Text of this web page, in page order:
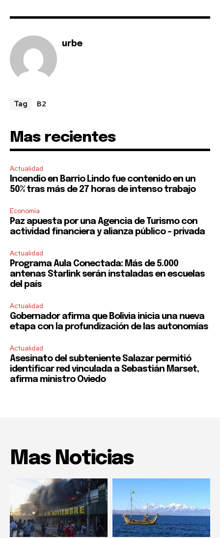
urbe
Tag B2
Mas recientes
Actualidad
Incendio en Barrio Lindo fue contenido en un
50% tras más de 27 horas de intenso trabajo
Economía
Paz apuesta por una Agencia de Turismo con
actividad financiera y alianza público – privada
Actualidad
Programa Aula Conectada: Más de 5.000
antenas Starlink serán instaladas en escuelas
del país
Actualidad
Gobernador afirma que Bolivia inicia una nueva
etapa con la profundización de las autonomías
Actualidad
Asesinato del subteniente Salazar permitió
identificar red vinculada a Sebastián Marset,
afirma ministro Oviedo
Mas Noticias